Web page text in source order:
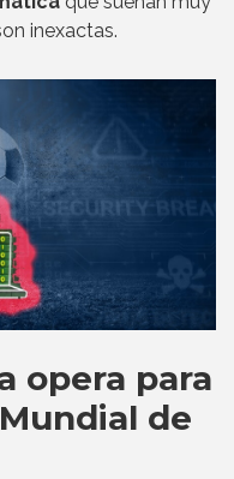
inexactas.
opera para
de